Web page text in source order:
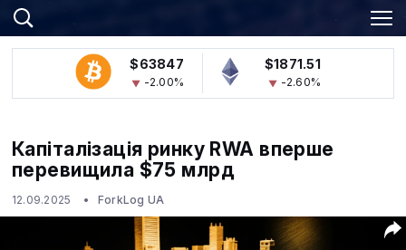
$63847
-2.00%
$1871.51
-2.60%
Капіталізація ринку RWA вперше
перевищила $75 млрд
12.09.2025 ForkLog UA